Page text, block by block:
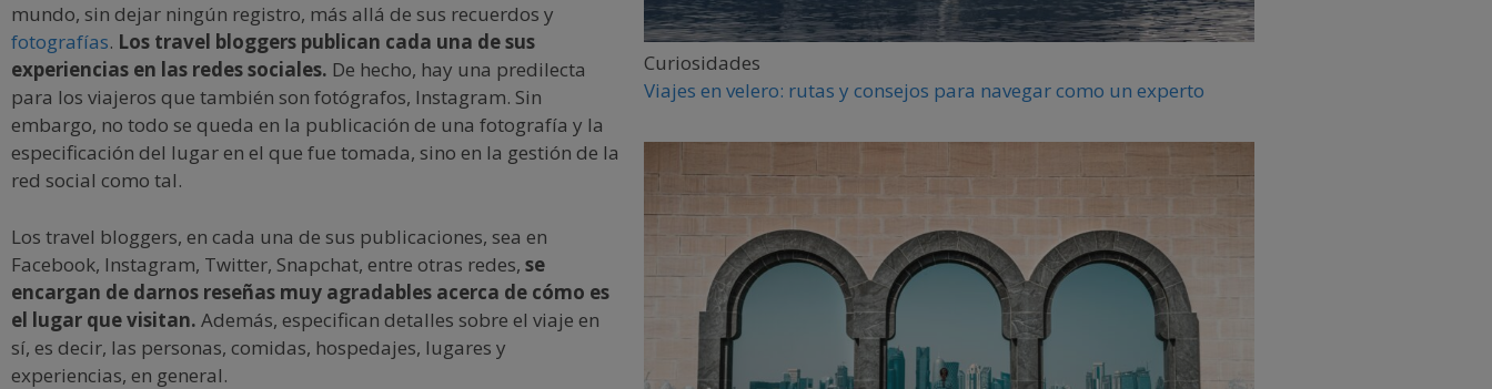
mundo, sin dejar ningún registro, más allá de sus recuerdos y
fotografías. Los travel bloggers publican cada una de sus
experiencias en las redes sociales. De hecho, hay una predilecta
para los viajeros que también son fotógrafos, Instagram. Sin
embargo, no todo se queda en la publicación de una fotografía y la
especificación del lugar en el que fue tomada, sino en la gestión de la
red social como tal.
Los travel bloggers, en cada una de sus publicaciones, sea en
Facebook, Instagram, Twitter, Snapchat, entre otras redes, se
encargan de darnos reseñas muy agradables acerca de cómo es
el lugar que visitan. Además, especifican detalles sobre el viaje en
sí, es decir, las personas, comidas, hospedajes, lugares y
experiencias, en general.
Curiosidades
Viajes en velero: rutas y consejos para navegar como un experto